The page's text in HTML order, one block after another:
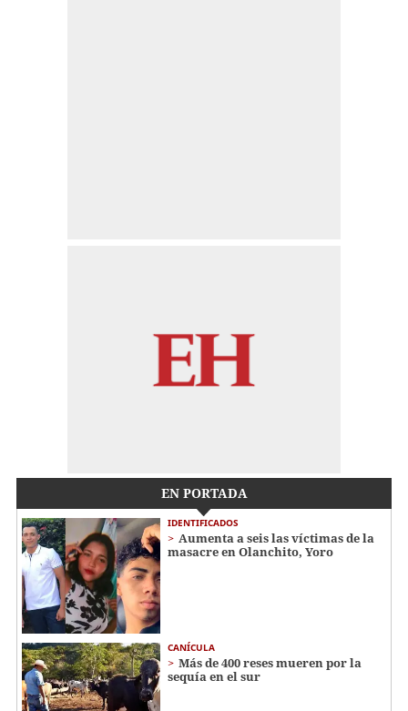
EN PORTADA
IDENTIFICADOS
Aumenta a seis las víctimas de la
masacre en Olanchito, Yoro
CANÍCULA
Más de 400 reses mueren por la
sequía en el sur